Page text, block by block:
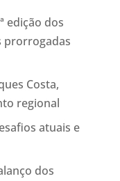
edição dos
prorrogadas
Costa,
regional
atuais e
dos